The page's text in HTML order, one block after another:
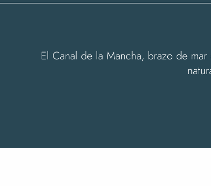
El Canal de la Mancha, brazo de